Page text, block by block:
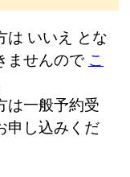
は いいえ
とな
ませんので こ
は一般予約受
申し込みくだ